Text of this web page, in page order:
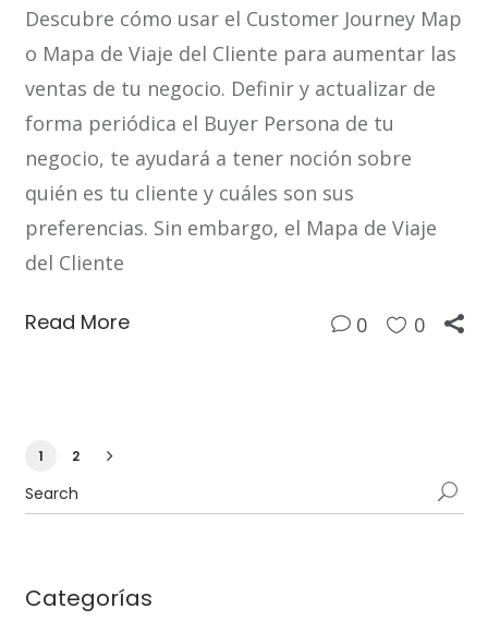
Descubre cómo usar el Customer Journey Map
o Mapa de Viaje del Cliente para aumentar las
ventas de tu negocio. Definir y actualizar de
forma periódica el Buyer Persona de tu
negocio, te ayudará a tener noción sobre
quién es tu cliente y cuáles son sus
preferencias. Sin embargo, el Mapa de Viaje
del Cliente
Read More 0 0
1 2
Categorías